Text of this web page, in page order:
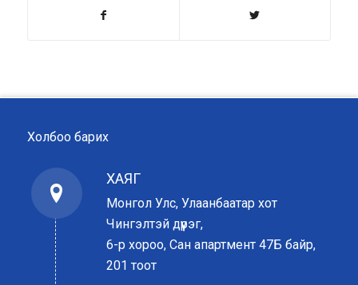
Холбоо барих
ХАЯГ
Монгол Улс, Улаанбаатар хот
Чингэлтэй дүүрэг,
6-р хороо, Сан апартмент 47Б байр,
201 тоот